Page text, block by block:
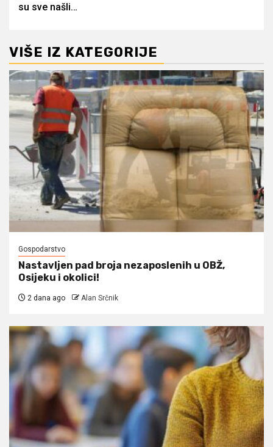
su sve našli…
VIŠE IZ KATEGORIJE
Gospodarstvo
Nastavljen pad broja nezaposlenih u OBŽ,
Osijeku i okolici!
2 dana ago Alan Srčnik